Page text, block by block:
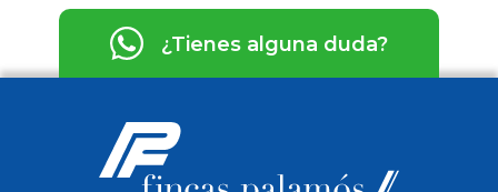
¿Tienes alguna duda?